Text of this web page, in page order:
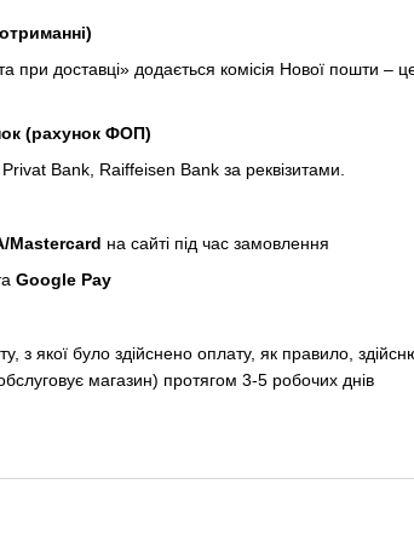
при доставці» додається комісія Нової пошти –
(рахунок ФОП)
Bank, Raiffeisen Bank за реквізитами.
Mastercard на сайті під час замовлення
Google Pay
з якої було здійснено оплату, як правило,
магазин) протягом 3-5 робочих днів